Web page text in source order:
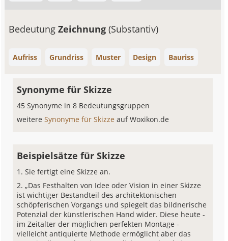
BedeutungZeichnung(Substantiv)
Aufriss Grundriss Muster Design Bauriss
Synonyme für Skizze
45 Synonyme in 8 Bedeutungsgruppen
weitereSynonyme für Skizzeauf Woxikon.de
Beispielsätze für Skizze
Sie fertigt eine Skizze an.
„Das Festhalten von Idee oder Vision in einer Skizze
ist wichtiger Bestandteil des architektonischen
schöpferischen Vorgangs und spiegelt das bildnerische
Potenzial der künstlerischen Hand wider. Diese heute -
im Zeitalter der möglichen perfekten Montage -
vielleicht antiquierte Methode ermöglicht aber das